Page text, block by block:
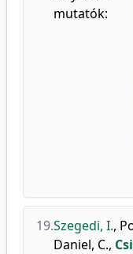
mutatók:
19.Szegedi, I.,
Daniel, C.,